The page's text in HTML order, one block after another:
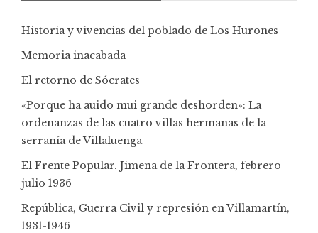
Historia y vivencias del poblado de Los Hurones
Memoria inacabada
El retorno de Sócrates
«Porque ha auido mui grande deshorden»: La
ordenanzas de las cuatro villas hermanas de la
serranía de Villaluenga
El Frente Popular. Jimena de la Frontera, febrero-
julio 1936
República, Guerra Civil y represión en Villamartín,
1931-1946